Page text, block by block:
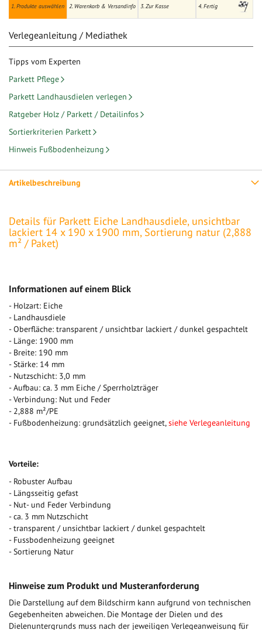
1. Produkte auswählen 2. Warenkorb & Versandinfo 3. Zur Kasse 4. Fertig
Artikelbeschreibung
Details für Parkett Eiche Landhausdiele, unsichtbar
lackiert 14 x 190 x 1900 mm, Sortierung natur (2,888
m² / Paket)
Informationen auf einem Blick
- Holzart: Eiche
- Landhausdiele
- Oberfläche: transparent / unsichtbar lackiert / dunkel gespachtelt
- Länge: 1900 mm
- Breite: 190 mm
- Stärke: 14 mm
- Nutzschicht: 3,0 mm
- Aufbau: ca. 3 mm Eiche / Sperrholzträger
- Verbindung: Nut und Feder
- 2,888 m²/PE
- Fußbodenheizung: grundsätzlich geeignet,siehe Verlegeanleitung
Vorteile:
- Robuster Aufbau
- Längsseitig gefast
- Nut- und Feder Verbindung
- ca. 3 mm Nutzschicht
- transparent / unsichtbar lackiert / dunkel gespachtelt
- Fussbodenheizung geeignet
- Sortierung Natur
Hinweise zum Produkt und Musteranforderung
Die Darstellung auf dem Bildschirm kann aufgrund von technischen
Gegebenheiten abweichen. Die Montage der Dielen und des
Dielenuntergrunds muss nach der jeweiligen Verlegeanweisung für
Verlegeanleitung / Mediathek
Tipps vom Experten
Parkett Pflege
Parkett Landhausdielen verlegen
Ratgeber Holz / Parkett / Detailinfos
Sortierkriterien Parkett
Hinweis Fußbodenheizung